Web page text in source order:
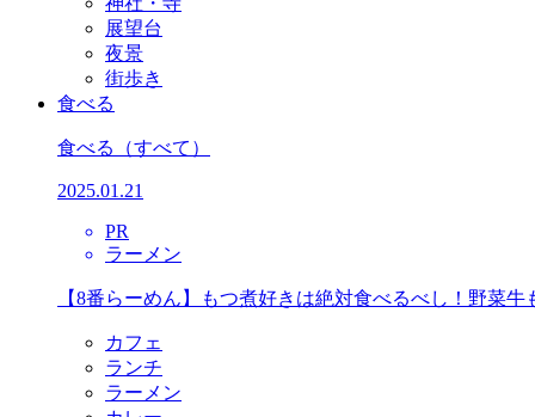
展望台
夜景
街歩き
食べる
食べる （すべて）
2025.01.21
PR
ラーメン
【8番らーめん】もつ煮好きは絶対食べるべし！野菜
カフェ
ランチ
ラーメン